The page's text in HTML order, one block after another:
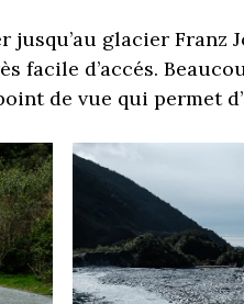
glacier Franz
facile d’accés.
de vue qui permet